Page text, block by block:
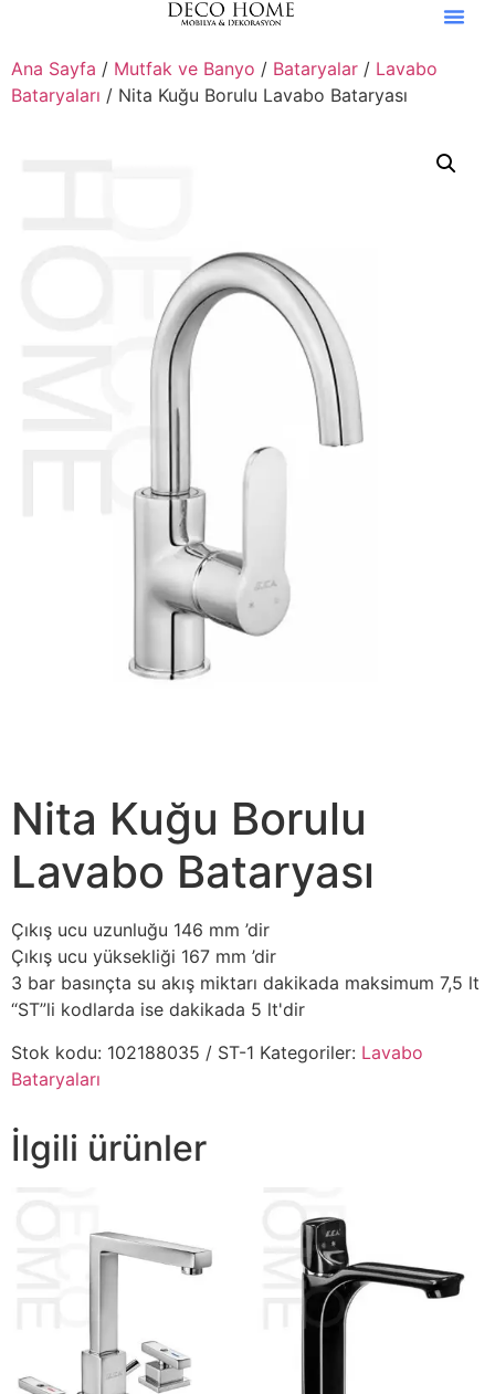
Ana Sayfa / Mutfak ve Banyo / Bataryalar / Lavabo
Bataryaları / Nita Kuğu Borulu Lavabo Bataryası
Nita Kuğu Borulu
Lavabo Bataryası
Çıkış ucu uzunluğu 146 mm ’dir
Çıkış ucu yüksekliği 167 mm ’dir
3 bar basınçta su akış miktarı dakikada maksimum 7,5 lt
“ST”li kodlarda ise dakikada 5 lt'dir
Stok kodu: 102188035 / ST-1 Kategoriler: Lavabo
Bataryaları
İlgili ürünler